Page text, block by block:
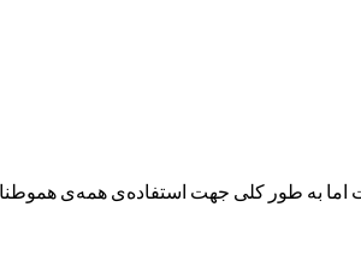
به طور کلی جهت استفاده‌ی همه‌ی